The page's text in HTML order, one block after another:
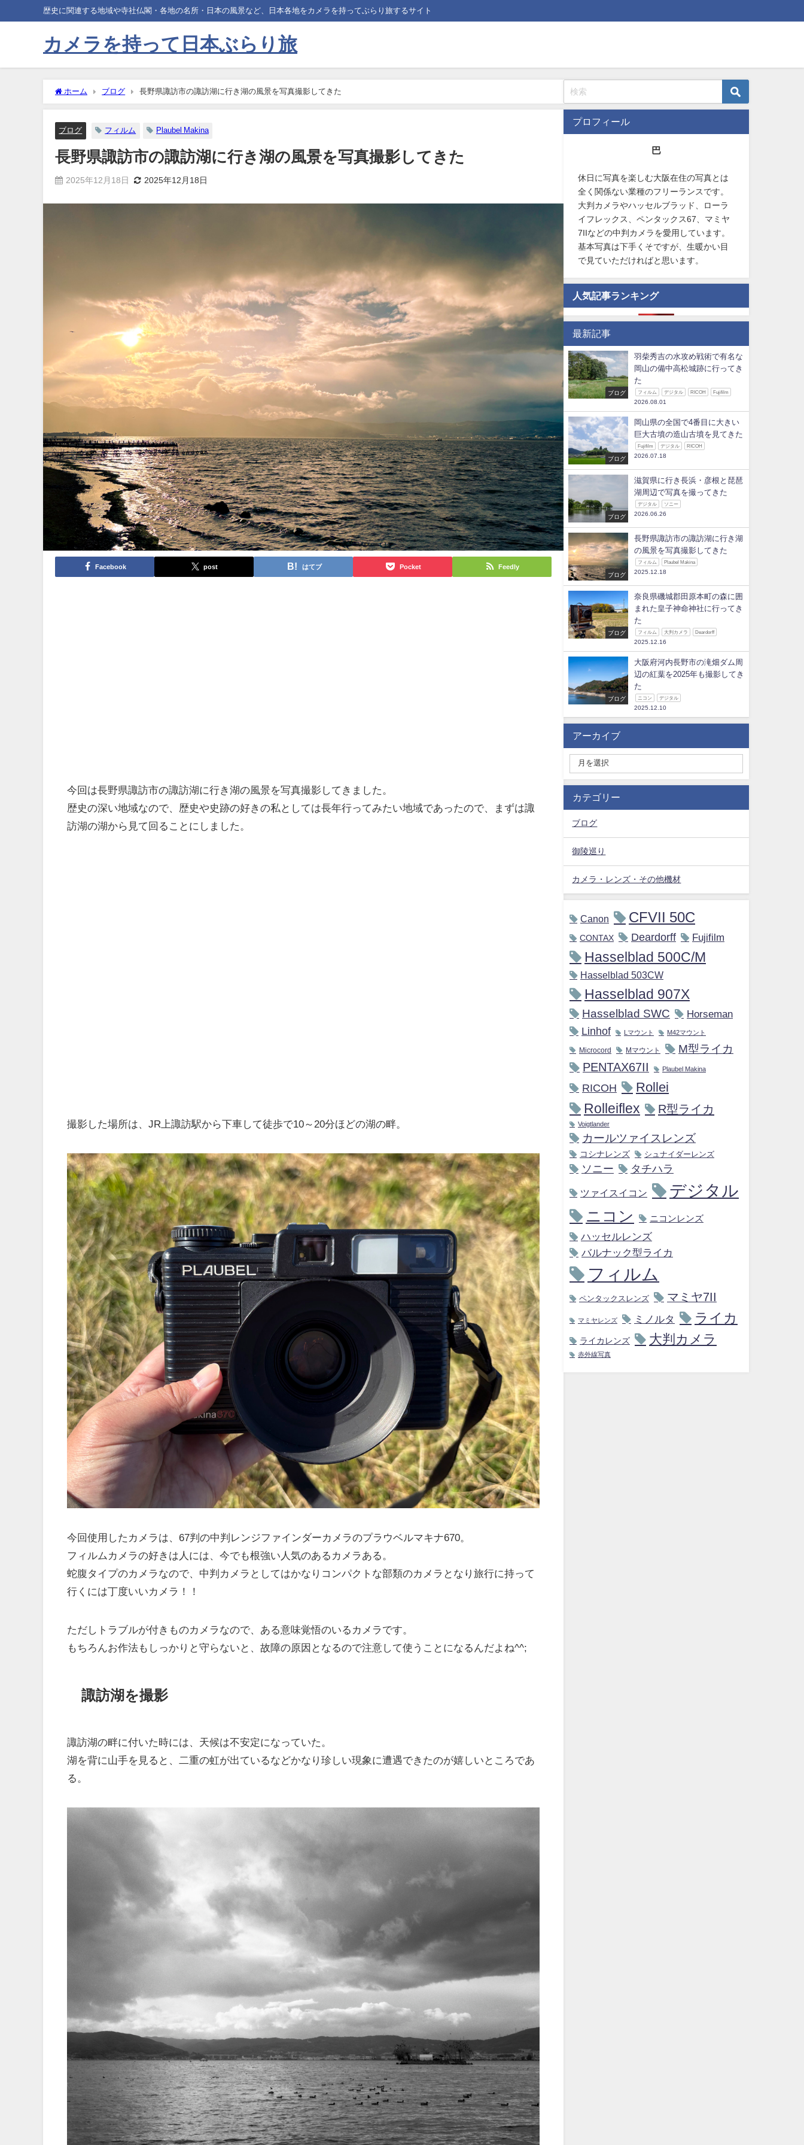
歴史に関連する地域や寺社仏閣・各地の名所・日本の風景など、日本各地をカメラを持ってぶらり旅するサイト
カメラを持って日本ぶらり旅
ホーム ブログ 長野県諏訪市の諏訪湖に行き湖の風景を写真撮影してきた
ブログ フィルム Plaubel Makina
長野県諏訪市の諏訪湖に行き湖の風景を写真撮影してきた
2025年12月18日 2025年12月18日
Facebook post はてブ Pocket Feedly
今回は長野県諏訪市の諏訪湖に行き湖の風景を写真撮影してきました。
歴史の深い地域なので、歴史や史跡の好きの私としては長年行ってみたい地域であったので、まずは諏
訪湖の湖から見て回ることにしました。
撮影した場所は、JR上諏訪駅から下車して徒歩で10～20分ほどの湖の畔。
今回使用したカメラは、67判の中判レンジファインダーカメラのプラウベルマキナ670。
フィルムカメラの好きは人には、今でも根強い人気のあるカメラある。
蛇腹タイプのカメラなので、中判カメラとしてはかなりコンパクトな部類のカメラとなり旅行に持って
行くには丁度いいカメラ！！
ただしトラブルが付きものカメラなので、ある意味覚悟のいるカメラです。
もちろんお作法もしっかりと守らないと、故障の原因となるので注意して使うことになるんだよね^^;
諏訪湖を撮影
諏訪湖の畔に付いた時には、天候は不安定になっていた。
湖を背に山手を見ると、二重の虹が出ているなどかなり珍しい現象に遭遇できたのが嬉しいところであ
る。
プロフィール
巴
休日に写真を楽しむ大阪在住の写真とは
全く関係ない業種のフリーランスです。
大判カメラやハッセルブラッド、ローラ
イフレックス、ペンタックス67、マミヤ
7IIなどの中判カメラを愛用しています。
基本写真は下手くそですが、生暖かい目
で見ていただければと思います。
人気記事ランキング
最新記事
ブログ
羽柴秀吉の水攻め戦術で有名な
岡山の備中高松城跡に行ってき
た
フィルム デジタル RICOH Fujifilm
2026.08.01
ブログ
岡山県の全国で4番目に大きい
巨大古墳の造山古墳を見てきた
Fujifilm デジタル RICOH
2026.07.18
ブログ
滋賀県に行き長浜・彦根と琵琶
湖周辺で写真を撮ってきた
デジタル ソニー
2026.06.26
ブログ
長野県諏訪市の諏訪湖に行き湖
の風景を写真撮影してきた
フィルム Plaubel Makina
2025.12.18
ブログ
奈良県磯城郡田原本町の森に囲
まれた皇子神命神社に行ってき
た
フィルム 大判カメラ Deardorff
2025.12.16
ブログ
大阪府河内長野市の滝畑ダム周
辺の紅葉を2025年も撮影してき
た
ニコン デジタル
2025.12.10
アーカイブ
カテゴリー
ブログ
御陵巡り
カメラ・レンズ・その他機材
Canon CFVII 50C
CONTAX Deardorff Fujifilm
Hasselblad 500C/M
Hasselblad 503CW
Hasselblad 907X
Hasselblad SWC Horseman
Linhof Lマウント M42マウント
Microcord Mマウント
M型ライカ
PENTAX67II
Plaubel Makina
RICOH
Rollei
Rolleiflex
R型ライカ
Voigtlander
カールツァイスレンズ
コシナレンズ シュナイダーレンズ
ソニー タチハラ
ツァイスイコン デジタル
ニコン ニコンレンズ
ハッセルレンズ
バルナック型ライカ
フィルム
ペンタックスレンズ マミヤ7II
マミヤレンズ ミノルタ ライカ
ライカレンズ 大判カメラ
赤外線写真